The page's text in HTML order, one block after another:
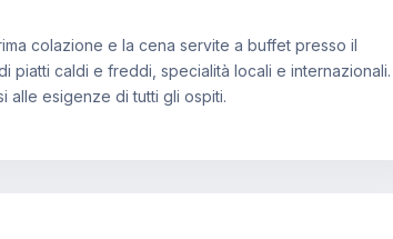
colazione e la cena servite a buffet presso il
piatti caldi e freddi, specialità locali e internazionali.
alle esigenze di tutti gli ospiti.